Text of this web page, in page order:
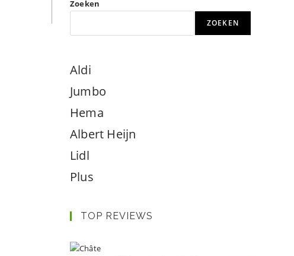
ZOEKEN
Zoeken
ZOEKEN
Aldi
Jumbo
Hema
Albert Heijn
Lidl
Plus
TOP REVIEWS